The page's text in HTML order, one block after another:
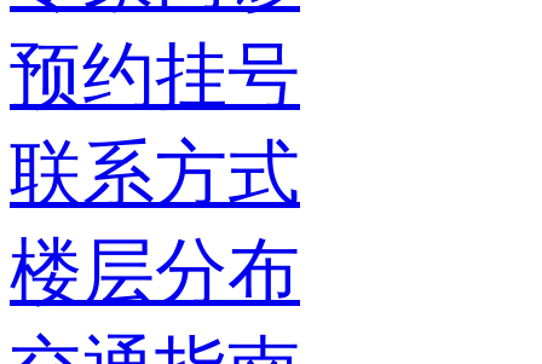
预约挂号
联系方式
楼层分布